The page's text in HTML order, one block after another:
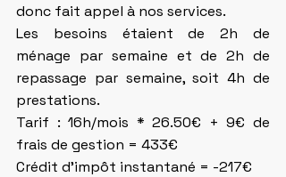
donc fait appel à nos services.
Les besoins étaient de 2h de
ménage par semaine et de 2h de
repassage par semaine, soit 4h de
prestations.
Tarif : 16h/mois * 26.50€ + 9€ de
frais de gestion = 433€
Crédit d'impôt instantané = -217€